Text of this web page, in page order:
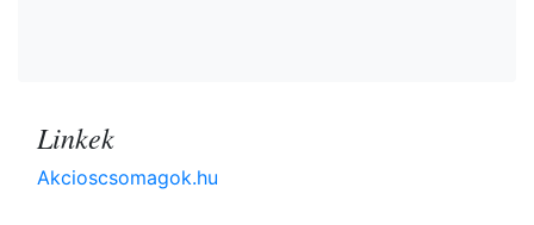
Linkek
Akcioscsomagok.hu